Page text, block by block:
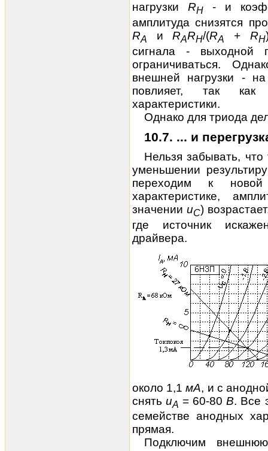
нагрузки RH
- и
амплитуда снизятся
RA иRARH/(RA + RH
сигнала - выходной
ограничиваться.
внешней нагрузки -
повлияет, так как
характеристики.
Однако для триода
10.7. ... и
Нельзя забывать, что
уменьшении
переходим к новой
характеристике,
значенииuC)
где источник
драйвера.
около 1,1мА, и с
снятьuА = 60-80В. Все
семействе анодных
прямая.
Подключим